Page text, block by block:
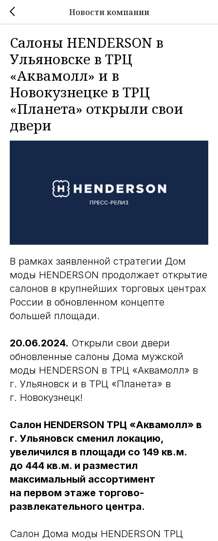
Новости компании
Салоны HENDERSON в
Ульяновске в ТРЦ
«Аквамолл» и в
Новокузнецке в ТРЦ
«Планета» открыли свои
двери
В рамках заявленной стратегии Дом
моды HENDERSON продолжает открытие
салонов в крупнейших торговых центрах
России в обновленном концепте
большей площади.
20.06.2024. Открыли свои двери
обновленные салоны Дома мужской
моды HENDERSON в ТРЦ «Аквамолл» в
г. Ульяновск и в ТРЦ «Планета» в
г. Новокузнецк!
Салон HENDERSON ТРЦ «Аквамолл» в
г. Ульяновск сменил локацию,
увеличился в площади со 149 кв.м.
до 444 кв.м. и разместил
максимальный ассортимент
на первом этаже торгово-
развлекательного центра.
Салон Дома моды HENDERSON ТРЦ